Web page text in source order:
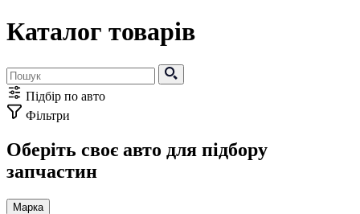
Каталог товарів
Підбір по авто
Фільтри
Оберіть своє авто для підбору
запчастин
Марка